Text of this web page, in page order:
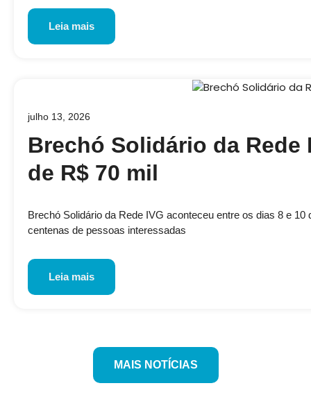
Leia mais
julho 13, 2026
Brechó Solidário da Rede
de R$ 70 mil
Brechó Solidário da Rede IVG aconteceu entre os dias 8 e 10
centenas de pessoas interessadas
Leia mais
MAIS NOTÍCIAS